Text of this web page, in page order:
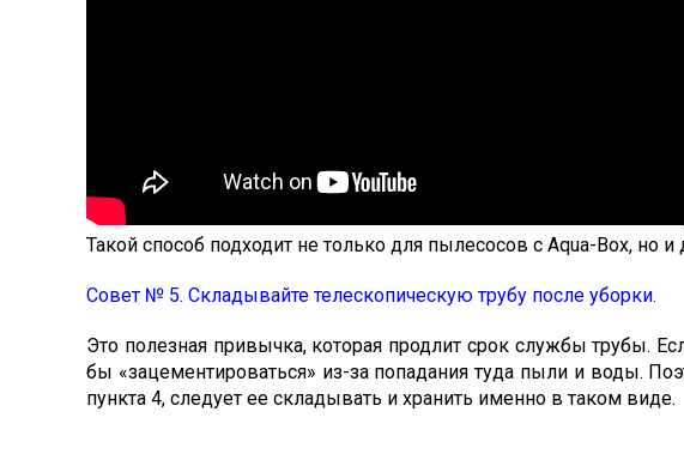
Такой способ подходит не только для пылесосов с Aqua-Box, но
Совет № 5. Складывайте телескопическую трубу после уборки.
Это полезная привычка, которая продлит срок службы трубы.
бы «зацементироваться» из-за попадания туда пыли и воды.
пункта 4, следует ее складывать и хранить именно в таком виде.